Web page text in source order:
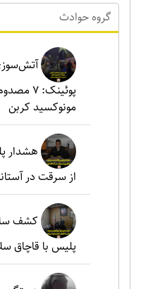
گروه حوادث
مونوکسید کربن
هشدار
از سرقت در
کشف
پلیس با قاچاق